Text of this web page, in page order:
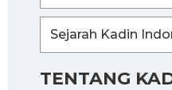
TENTANG
Sejarah Kadin